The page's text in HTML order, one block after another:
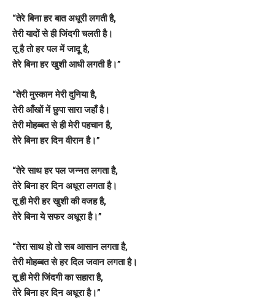
“तेरे बिना हर बात अधूरी लगती है,
तेरी यादों से ही जिंदगी चलती है।
तू है तो हर पल में जादू है,
तेरे बिना हर खुशी आधी लगती है।”
“तेरी मुस्कान मेरी दुनिया है,
तेरी आँखों में छुपा सारा जहाँ है।
तेरी मोहब्बत से ही मेरी पहचान है,
तेरे बिना हर दिन वीरान है।”
“तेरे साथ हर पल जन्नत लगता है,
तेरे बिना हर दिन अधूरा लगता है।
तू ही मेरी हर खुशी की वजह है,
तेरे बिना ये सफर अधूरा है।”
“तेरा साथ हो तो सब आसान लगता है,
तेरी मोहब्बत से हर दिल जवान लगता है।
तू ही मेरी जिंदगी का सहारा है,
तेरे बिना हर दिन अधूरा है।”